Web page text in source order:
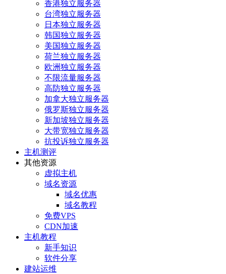
香港独立服务器
台湾独立服务器
日本独立服务器
韩国独立服务器
美国独立服务器
荷兰独立服务器
欧洲独立服务器
不限流量服务器
高防独立服务器
加拿大独立服务器
俄罗斯独立服务器
新加坡独立服务器
大带宽独立服务器
抗投诉独立服务器
主机测评
其他资源
虚拟主机
域名资源
域名优惠
域名教程
免费VPS
CDN加速
主机教程
新手知识
软件分享
建站运维